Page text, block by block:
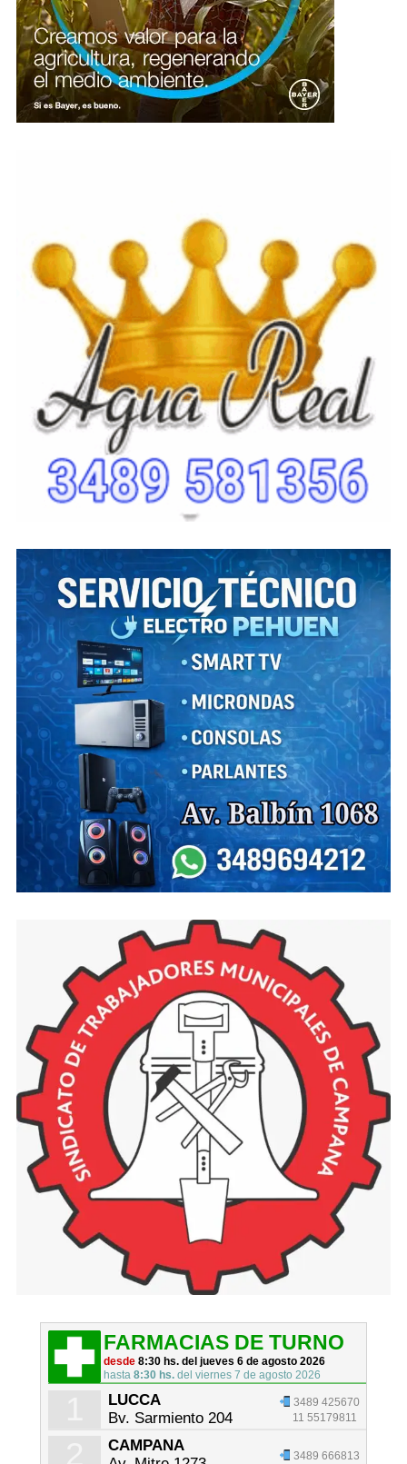
FARMACIAS DE TURNO
desde8:30 hs. del jueves 6 de agosto 2026
hasta8:30 hs. del viernes 7 de agosto 2026
LUCCA
Bv. Sarmiento 204
3489 425670
11 55179811
CAMPANA
3489 666813